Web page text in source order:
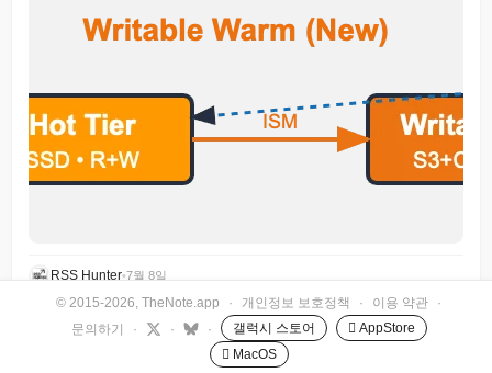
RSS Hunter•7월 8일
© 2015-2026, TheNote.app · 개인정보 보호정책 · 이용 약관
·
문의하기
· · · 갤럭시 스토어
 AppStore
 MacOS